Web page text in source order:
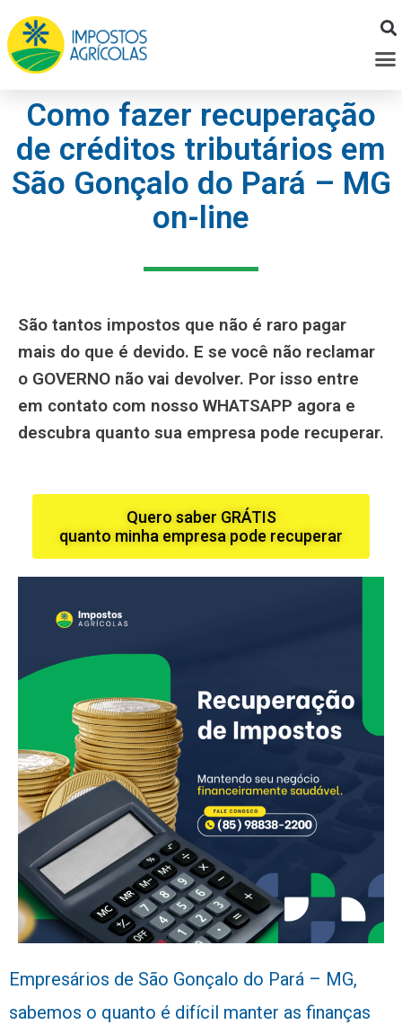
para
Como fazer recuperação
de créditos tributários em
São Gonçalo do Pará – MG
on-line
São tantos impostos que não é raro pagar
mais do que é devido. E se você não reclamar
o GOVERNO não vai devolver. Por isso entre
em contato com nosso WHATSAPP agora e
descubra quanto sua empresa pode recuperar.
Quero saber GRÁTIS
quanto minha empresa pode recuperar
Empresários de São Gonçalo do Pará – MG,
sabemos o quanto é difícil manter as finanças